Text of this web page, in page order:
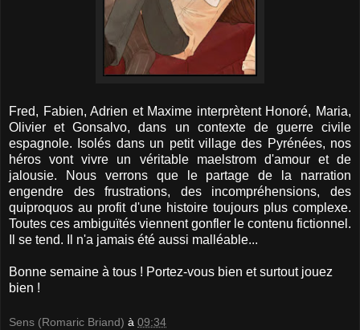
Fred, Fabien, Adrien et Maxime interprètent Honoré, Maria,
Olivier et Gonsalvo, dans un contexte de guerre civile
espagnole. Isolés dans un petit village des Pyrénées, nos
héros vont vivre un véritable maelstrom d'amour et de
jalousie. Nous verrons que le partage de la narration
engendre des frustrations, des incompréhensions, des
quiproquos au profit d'une histoire toujours plus complexe.
Toutes ces ambiguïtés viennent gonfler le contenu fictionnel.
Il se tend. Il n'a jamais été aussi malléable...
Bonne semaine à tous ! Portez-vous bien et surtout jouez
bien !
Sens (Romaric Briand) à 09:34